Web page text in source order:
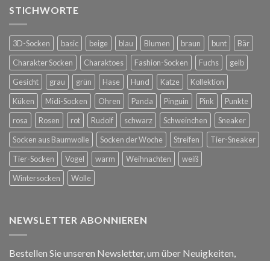
STICHWORTE
3D-Socken basic beige blau Blumen braun bunt
Bär
Charakter Socken
Charaktoes Fashion-Socken Fuchs
gelb
Gesicht
grau grün Hase Hund Katze
Kollektion
Küken
Midi-Socken Ohren Panda Pinguin Pink
Punkte
rosa
Rosen rot Rudolf schwarz Schweinchen
Sneaker
Socken aus Baumwolle
Socken der Woche Streifen
Tier-Sneaker
Tier-Socken
Vogel warm Weihnachten
weiß
Wintersocken
Wolle
NEWSLETTER ABONNIEREN
Bestellen Sie unseren Newsletter, um über Neuigkeiten,